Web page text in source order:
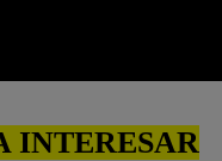
INTERESAR